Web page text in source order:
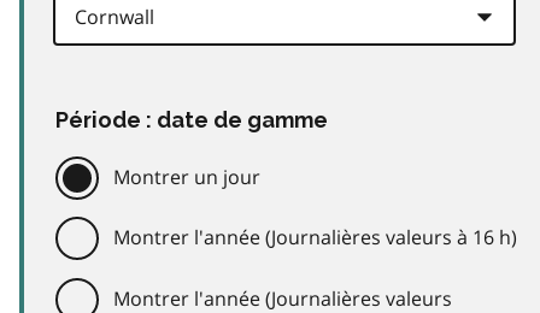
Période : date de gamme
Montrer un jour
Montrer l'année (Journalières valeurs à 16 h)
Montrer l'année (Journalières valeurs